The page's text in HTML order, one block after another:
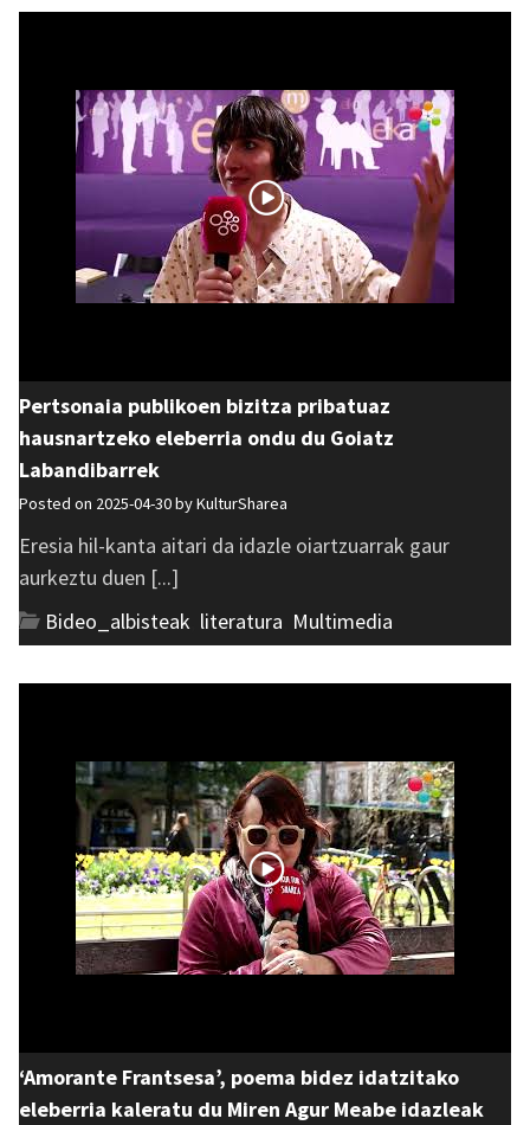
Pertsonaia publikoen bizitza pribatuaz
hausnartzeko eleberria ondu du Goiatz
Labandibarrek
Posted on 2025-04-30 byKulturSharea
Eresia hil-kanta aitari da idazle oiartzuarrak gaur
aurkeztu duen [...]
Bideo_albisteak literatura Multimedia
‘Amorante Frantsesa’, poema bidez idatzitako
eleberria kaleratu du Miren Agur Meabe idazleak